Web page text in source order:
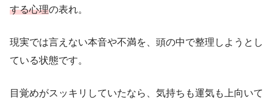
する心理の表れ。
現実では言えない本音や不満を、頭の中で整理しようとし
ている状態です。
目覚めがスッキリしていたなら、気持ちも運気も上向いて